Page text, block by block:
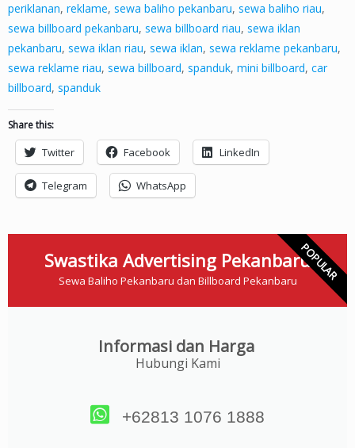
periklanan, reklame, sewa baliho pekanbaru, sewa baliho riau,
sewa billboard pekanbaru, sewa billboard riau, sewa iklan
pekanbaru, sewa iklan riau, sewa iklan, sewa reklame pekanbaru,
sewa reklame riau, sewa billboard, spanduk, mini billboard, car
billboard, spanduk
Share this:
Twitter Facebook LinkedIn
Telegram WhatsApp
Swastika Advertising Pekanbaru
Sewa Baliho Pekanbaru dan Billboard Pekanbaru
Informasi dan Harga
Hubungi Kami
+62813 1076 1888
POPULAR